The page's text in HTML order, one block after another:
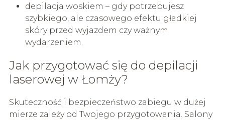
depilacja woskiem – gdy potrzebujesz
szybkiego, ale czasowego efektu gładkiej
skóry przed wyjazdem czy ważnym
wydarzeniem.
Jak przygotować się do depilacji
laserowej w Łomży?
Skuteczność i bezpieczeństwo zabiegu w dużej
mierze zależy od Twojego przygotowania. Salony